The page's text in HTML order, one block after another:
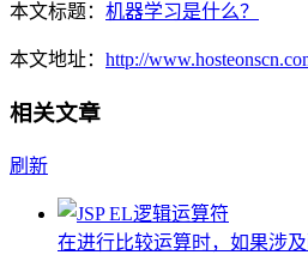
本文标题： 机器学习是什么？
本文地址： http://
相关文章
刷新
在进行比较运算时，如果涉